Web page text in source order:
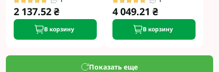
2 137.52 ₴
В корзину
4 049.21 ₴
В корзину
Показать еще